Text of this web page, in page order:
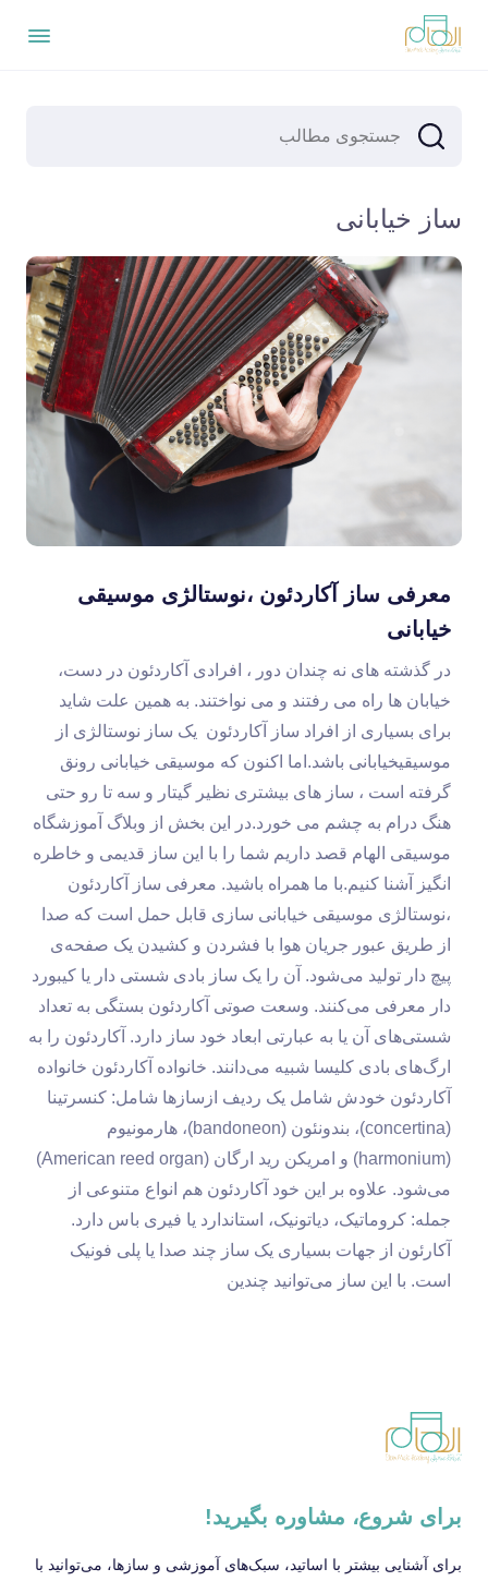
ساز خیابانی
معرفی ساز آکاردئون ،نوستالژی موسیقی
خیابانی
در گذشته های نه چندان دور ، افرادی آکاردئون در دست،
خیابان ها راه می رفتند و می نواختند. به همین علت شاید
برای بسیاری از افراد ساز آکاردئون یک ساز نوستالژی از
موسیقیخیابانی باشد.اما اکنون که موسیقی خیابانی رونق
گرفته است ، ساز های بیشتری نظیر گیتار و سه تا رو حتی
هنگ درام به چشم می خورد.در این بخش از وبلاگ آموزشگاه
موسیقی الهام قصد داریم شما را با این ساز قدیمی و خاطره
انگیز آشنا کنیم.با ما همراه باشید. معرفی ساز آکاردئون
،نوستالژی موسیقی خیابانی سازی قابل حمل است که صدا
از طریق عبور جریان هوا با فشردن و کشیدن یک صفحه‌ی
پیچ دار تولید می‌شود. آن را یک ساز بادی شستی دار یا کیبورد
دار معرفی می‌کنند. وسعت صوتی آکاردئون بستگی به تعداد
شستی‌های آن یا به عبارتی ابعاد خود ساز دارد. آکاردئون را به
ارگ‌های بادی کلیسا شبیه می‌دانند. خانواده آکاردئون خانواده
آکاردئون خودش شامل یک ردیف ازسازها شامل: کنسرتینا
(concertina)، بندونئون (bandoneon)، هارمونیوم
(harmonium) و امریکن رید ارگان (American reed organ)
می‌شود. علاوه بر این خود آکاردئون هم انواع متنوعی از
جمله: کروماتیک، دیاتونیک، استاندارد یا فیری باس دارد.
آکارئون از جهات بسیاری یک ساز چند صدا یا پلی فونیک
است. با این ساز می‌توانید چندین
برای شروع، مشاوره بگیرید!
برای آشنایی بیشتر با اساتید، سبک‌های آموزشی و سازها، می‌توانید با